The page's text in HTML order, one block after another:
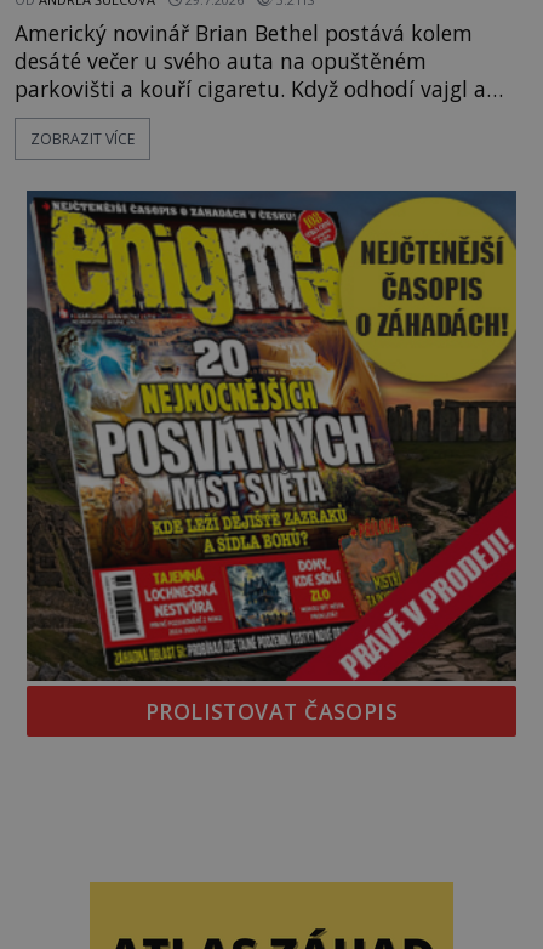
Americký novinář Brian Bethel postává kolem
desáté večer u svého auta na opuštěném
parkovišti a kouří cigaretu. Když odhodí vajgl a
chystá se nastoupit do auta, přijdou k němu dva
mladí chlapci, kterým může být okolo 14 let.
pouhých několik minut od tohoto parkoviště,“
zeptá se suverénně jeden z nich. P
ZOBRAZIT VÍCE
PROLISTOVAT ČASOPIS